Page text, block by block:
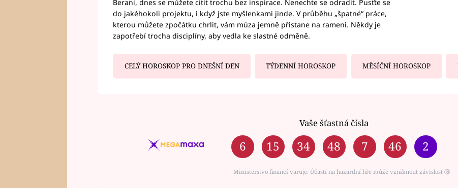
Berani, dnes se můžete cítit trochu bez inspirace. Nenechte se odradit. Pusťte se
do jakéhokoli projektu, i když jste myšlenkami jinde. V průběhu „špatné“ práce,
kterou můžete zpočátku chrlit, vám múza jemně přistane na rameni. Někdy je
zapotřebí trocha disciplíny, aby vedla ke slastné odměně.
CELÝ HOROSKOP PRO DNEŠNÍ DEN TÝDENNÍ HOROSKOP MĚSÍČNÍ HOROSKOP
Vaše šťastná čísla
6 15 34 48 7 46 2
Ministerstvo financí varuje: Účastí na hazardní hře může vzniknout závislost ⑱